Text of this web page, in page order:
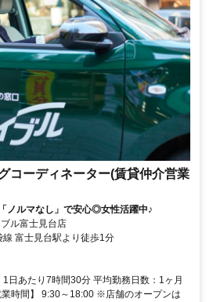
コーディネーター(賃貸仲介営業
ノルマなし」で安心◎女性活躍中♪
ル富士見台店
富士見台駅より徒歩1分
日あたり7時間30分 平均勤務日数：1ヶ月
時間】 9:30～18:00 ※店舗のオープンは